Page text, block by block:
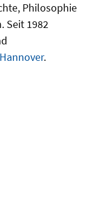
Philosophie
Seit 1982
.